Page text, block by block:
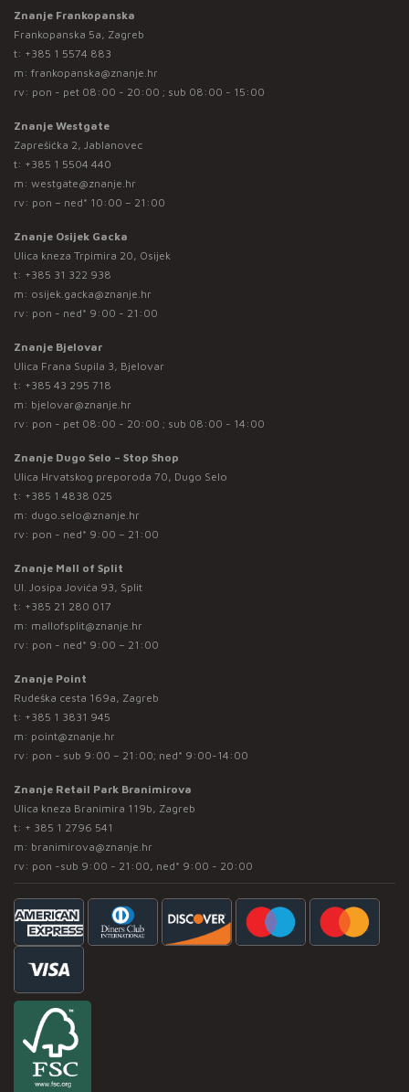
Znanje Frankopanska
Frankopanska 5a, Zagreb
t: +385 1 5574 883
m: frankopanska@znanje.hr
rv: pon - pet 08:00 - 20:00 ; sub 08:00 - 15:00
Znanje Westgate
Zaprešićka 2, Jablanovec
t: +385 1 5504 440
m: westgate@znanje.hr
rv: pon – ned* 10:00 – 21:00
Znanje Osijek Gacka
Ulica kneza Trpimira 20, Osijek
t: +385 31 322 938
m: osijek.gacka@znanje.hr
rv: pon - ned* 9:00 - 21:00
Znanje Bjelovar
Ulica Frana Supila 3, Bjelovar
t: +385 43 295 718
m: bjelovar@znanje.hr
rv: pon - pet 08:00 - 20:00 ; sub 08:00 - 14:00
Znanje Dugo Selo – Stop Shop
Ulica Hrvatskog preporoda 70, Dugo Selo
t: +385 1 4838 025
m: dugo.selo@znanje.hr
rv: pon - ned* 9:00 – 21:00
Znanje Mall of Split
Ul. Josipa Jovića 93, Split
t: +385 21 280 017
m: mallofsplit@znanje.hr
rv: pon - ned* 9:00 – 21:00
Znanje Point
Rudeška cesta 169a, Zagreb
t: +385 1 3831 945
m: point@znanje.hr
rv: pon - sub 9:00 – 21:00; ned* 9:00-14:00
Znanje Retail Park Branimirova
Ulica kneza Branimira 119b, Zagreb
t: + 385 1 2796 541
m: branimirova@znanje.hr
rv: pon -sub 9:00 - 21:00, ned* 9:00 - 20:00